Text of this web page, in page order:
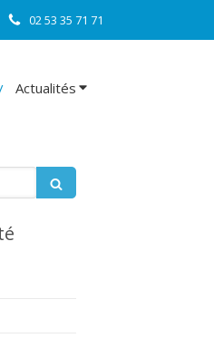
02 53 35 71 71
Actualités